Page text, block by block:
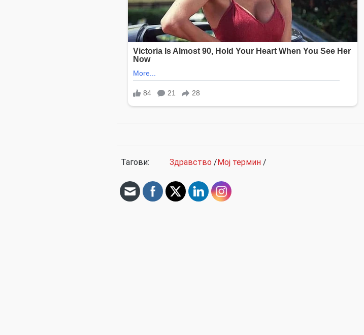
Тагови: Здравство /Мој термин /